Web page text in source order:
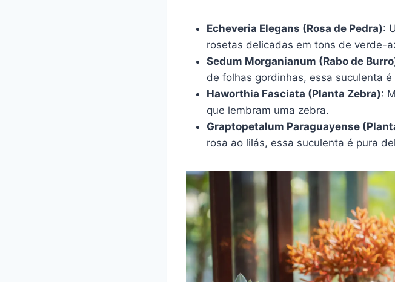
Echeveria Elegans (Rosa de Pedra):
rosetas delicadas em tons de verde-
Sedum Morganianum (Rabo de
de folhas gordinhas, essa suculenta
Haworthia Fasciata (Planta Zebra):
que lembram uma zebra.
Graptopetalum Paraguayense
rosa ao lilás, essa suculenta é pura